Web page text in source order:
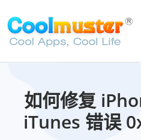
如何修复
iTunes 错误